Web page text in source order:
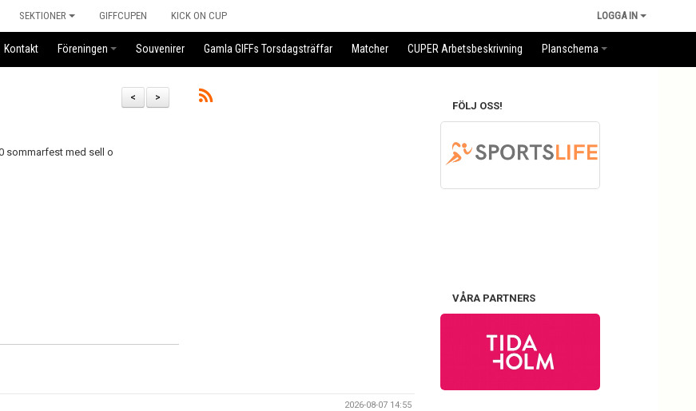
SEKTIONER GIFFCUPEN KICK ON CUP LOGGA IN
Kontakt Föreningen Souvenirer Gamla GIFFs Torsdagsträffar Matcher CUPER Arbetsbeskrivning Planschema
>
<
sommarfest med sell o
2026-08-07 14:55
FÖLJ OSS!
VÅRA PARTNERS